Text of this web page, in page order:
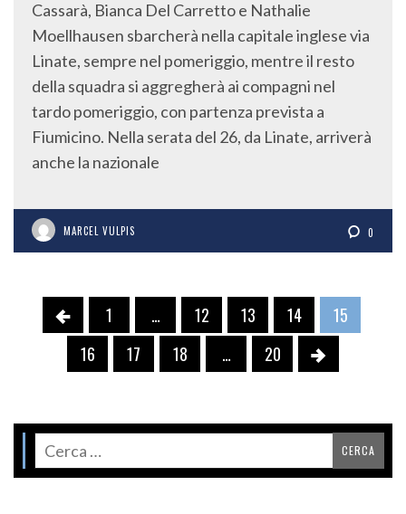
Cassarà, Bianca Del Carretto e Nathalie
Moellhausen sbarcherà nella capitale inglese via
Linate, sempre nel pomeriggio, mentre il resto
della squadra si aggregherà ai compagni nel
tardo pomeriggio, con partenza prevista a
Fiumicino. Nella serata del 26, da Linate, arriverà
anche la nazionale
MARCEL VULPIS 0
1 … 12 13 14
15
16
17 18 … 20